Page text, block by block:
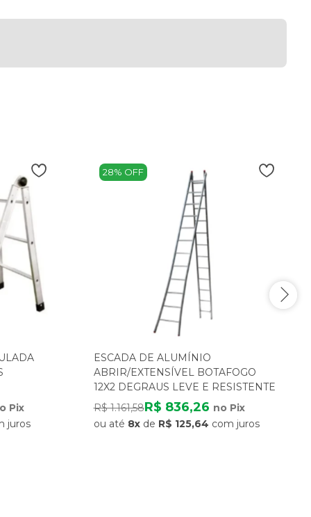
Pix
juros
28% OFF
ESCADA DE ALUMÍNIO
ABRIR/EXTENSÍVEL BOTAFOGO
12X2 DEGRAUS LEVE E RESISTENTE
R$ 1.161,58R$ 836,26 no Pix
ou até 8xde R$ 125,64 com juros